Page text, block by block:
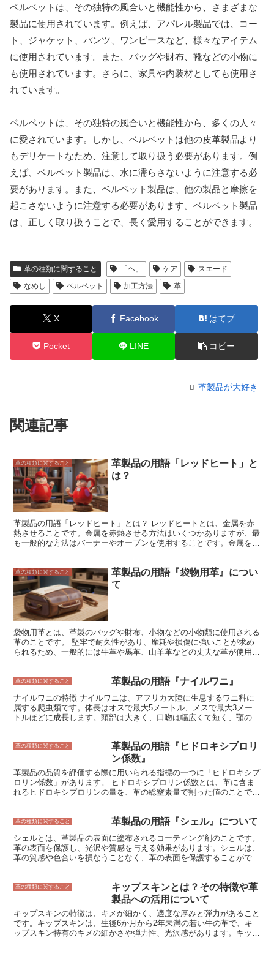
ベルベットは、その独特の風合いと機能性から、さまざまな
製品に使用されています。例えば、アパレル製品では、コー
ト、ジャケット、パンツ、ワンピースなど、様々なアイテム
に使用されています。また、バッグや財布、靴などの小物に
も使用されています。さらに、家具や内装材としても使用さ
れています。
ベルベットは、その独特の風合いと機能性から、多くの人々
に愛されています。しかし、ベルベットは他の皮革製品より
もデリケートなため、注意して取り扱う必要があります。例
えば、ベルベット製品は、水に濡らさないように注意する必
要があります。また、ベルベット製品は、他の製品と摩擦を
起こさないように注意する必要があります。ベルベット製品
は、正しく取り扱うことで、長く愛用することができます。
革の種類に関すること 「ヘ」 ケア
スエード
なめし
ベルベット 加工方法 革
X Facebook はてブ
Pocket LINE コピー
革製品が大好き
関連記事
革の種類に関すること
革製品の用語「レッドヒート」と
は？
革製品の用語「レッドヒート」とは？ レッドヒートとは、金属を赤
熱させることです。金属を赤熱させる方法はいくつかありますが、最
も一般的な方法はバーナーやオーブンを使用することです。金属を赤
ます。 レッドヒートの概要 レッドヒートとは、金属を高温で加熱す
ることによって赤色に輝く状態にすることです。レッドヒートは、金
属を加工しやすくしたり、金属の表面を硬化させたりするために使用
されます。レッドヒートは、金属を熱する温度によって、明るい赤色
から暗い赤色まで様々な色に変化します。レッドヒートは、金属加工
や鍛冶などの様々な場面で使用されます。 レッドヒートは、金属を
加工しやすくするために使用されます。金属を赤熱させることで、金
属を柔らかくして加工しやすくすることができます。レッドヒート
は、金属の表面を硬化させたり、金属の強度を高めたりするためにも
革の種類に関すること
革製品の用語『袋物用革』につい
て
袋物用革とは、革製のバッグや財布、小物などの小物類に使用される
革のことです。 堅牢で耐久性があり、摩耗や損傷に強いことが求め
られるため、一般的には牛革や馬革、山羊革などの丈夫な革が使用さ
は、原皮をそのまま使用して作られる「フルグレインレザー」です。
で、革本来の風合いを残した自然な表情が特徴です。耐久性にも優れ
ており、経年変化も楽しめるため、高級感のある革製品に多く使用さ
れています。 もう一つは、革の表面を研磨して銀面を取り除いた
で、柔らかく優しい手触りが特徴です。また、フルグレインレザーよ
りも軽量で、通気性も良いため、夏場のバッグや財布などの小物類に
使用されることがあります。 袋物用革は、用途や好みに合わせて種
類を選ぶことができます。フルグレインレザーは、耐久性と高級感を
求める方におすすめです。スエードレザーは、柔らかく優しい手触り
を求める方におすすめです。
革の種類に関すること 革製品の用語『ナイルワニ』
ナイルワニの特徴 ナイルワニは、アフリカ大陸に生息するワニ科に
属する爬虫類です。体長はオスで最大5メートル、メスで最大3メー
トルほどに成長します。頭部は大きく、口吻は幅広くて短く、顎の力
あります。背中は硬い鱗に覆われており、腹部は柔らかい鱗で覆われ
ています。足は短く、指には鋭いくぎがあります。目は大きく、視力
息しています。主に魚、両生類、爬虫類、鳥類、哺乳類などを捕食し
ています。また、腐肉を食べることもあります。 ナイルワニは、攻
撃性が強く、人間を襲うこともあります。そのため、ナイルワニが生
革の種類に関すること
革製品の用語『ヒドロキシプロリ
ン係数』
革製品の品質を評価する際に用いられる指標の一つに「ヒドロキシプ
ロリン係数」があります。 ヒドロキシプロリン係数とは、革に含ま
れるヒドロキシプロリンの量を、革の総窒素量で割った値のことで
数が高いほど、革の強度が高いとされます。 ヒドロキシプロリン係
ム鞣しの革はタンニン鞣しの革よりもヒドロキシプロリン係数が高く
なります。 また、牛革は豚革よりもヒドロキシプロリン係数が高く
なります。 ヒドロキシプロリン係数は、革製品の品質評価において
も、革の厚さや柔軟性、引張強度など、さまざまな指標を総合的に考
革の種類に関すること 革製品の用語『シェル』について
シェルとは、革製品の表面に塗布されるコーティング剤のことです。
革の表面を保護し、光沢や質感を与える効果があります。シェルは、
革の質感や色合いを損なうことなく、革の表面を保護することができ
革の製品には、硬質のシェルが使用されることが多く、馬革の製品に
は、軟質のシェルが使用されることが多くあります。また、バッグや
財布などの革製品には、光沢のあるシェルが使用されることが多く、
靴やブーツなどの革製品には、マットなシェルが使用されることが多
くあります。 シェルは、革製品の表面を保護し、光沢や質感を与え
る効果があります。また、シェルは、革を汚れや水から守る効果もあ
革の種類に関すること
キップスキンとは？その特徴や革
製品への活用について
キップスキンの特徴は、キメが細かく、適度な厚みと弾力があること
です。キップスキンは、生後6か月から2年未満の若い牛の革で、キ
ップスキン特有のキメの細かさや弾力性、光沢感があります。キップ